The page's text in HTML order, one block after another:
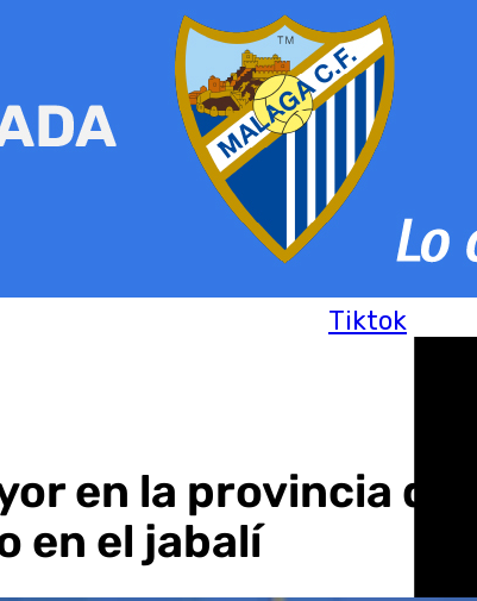
Tiktok
en la provincia de
en el jabalí